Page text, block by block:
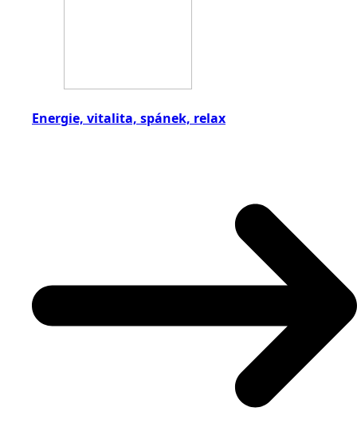
Energie, vitalita, spánek, relax